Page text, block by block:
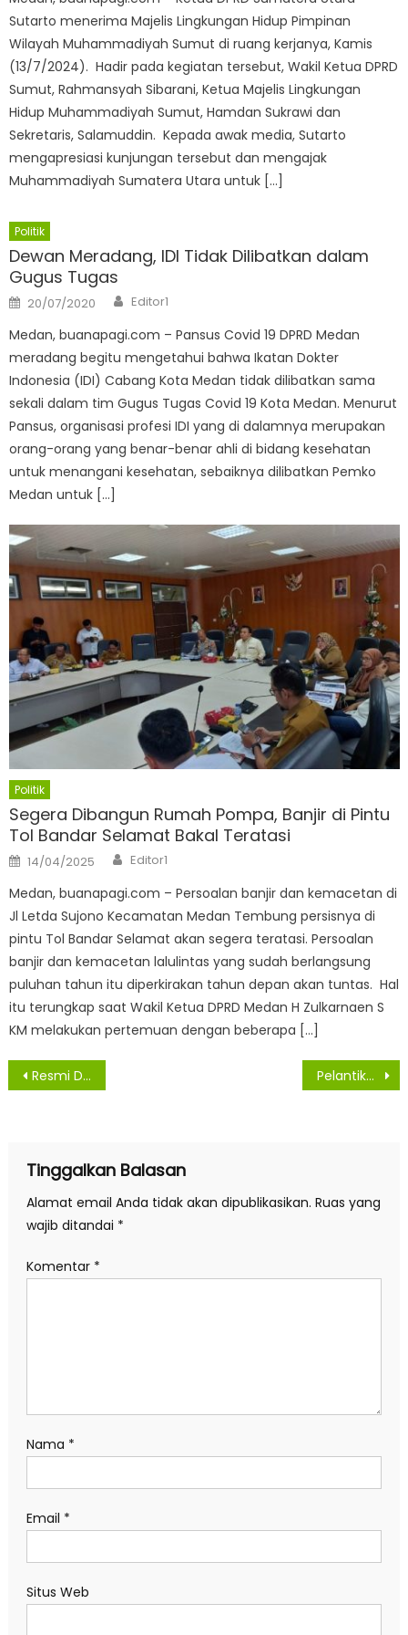
Sutarto menerima Majelis Lingkungan Hidup Pimpinan
Wilayah Muhammadiyah Sumut di ruang kerjanya, Kamis
(13/7/2024). Hadir pada kegiatan tersebut, Wakil Ketua DPRD
Sumut, Rahmansyah Sibarani, Ketua Majelis Lingkungan
Hidup Muhammadiyah Sumut, Hamdan Sukrawi dan
Sekretaris, Salamuddin. Kepada awak media, Sutarto
mengapresiasi kunjungan tersebut dan mengajak
Muhammadiyah Sumatera Utara untuk […]
Politik
Dewan Meradang, IDI Tidak Dilibatkan dalam
Gugus Tugas
Posted
on
20/07/2020 Author
Editor1
Medan, buanapagi.com – Pansus Covid 19 DPRD Medan
meradang begitu mengetahui bahwa Ikatan Dokter
Indonesia (IDI) Cabang Kota Medan tidak dilibatkan sama
sekali dalam tim Gugus Tugas Covid 19 Kota Medan. Menurut
Pansus, organisasi profesi IDI yang di dalamnya merupakan
orang-orang yang benar-benar ahli di bidang kesehatan
untuk menangani kesehatan, sebaiknya dilibatkan Pemko
Medan untuk […]
Politik
Segera Dibangun Rumah Pompa, Banjir di Pintu
Tol Bandar Selamat Bakal Teratasi
Posted
on
14/04/2025 Author
Editor1
Medan, buanapagi.com – Persoalan banjir dan kemacetan di
Jl Letda Sujono Kecamatan Medan Tembung persisnya di
pintu Tol Bandar Selamat akan segera teratasi. Persoalan
banjir dan kemacetan lalulintas yang sudah berlangsung
puluhan tahun itu diperkirakan tahun depan akan tuntas. Hal
itu terungkap saat Wakil Ketua DPRD Medan H Zulkarnaen S
KM melakukan pertemuan dengan beberapa […]
Navigasi
Resmi Dilantik DPRD Medan, Dr Dra Lily Sampaikan Terima Kasih Pelantikan 50 Anggota DPRD Medan, Bobby Nasution : Utamakan Kepentingan Publik
Tinggalkan Balasan
Alamat email Anda tidak akan dipublikasikan. Ruas yang
wajib ditandai *
Komentar *
Nama *
Email *
Situs Web